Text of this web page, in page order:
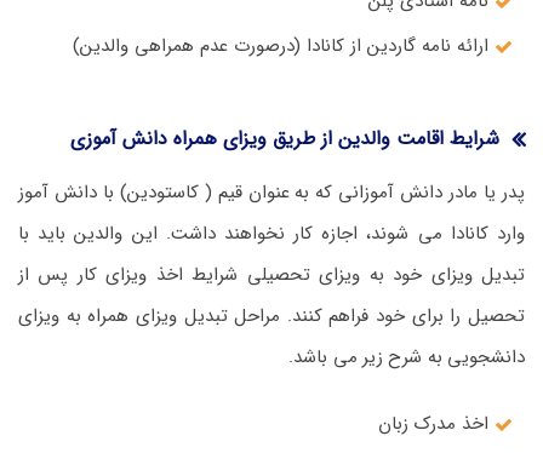
ارائه نامه گاردین از کانادا (درصورت عدم همراهی والدین)
شرایط اقامت والدین از طریق ویزای همراه دانش آموزی
پدر یا مادر دانش آموزانی که به عنوان قیم ( کاستودین) با دانش آموز
وارد کانادا می شوند، اجازه کار نخواهند داشت. این والدین باید با
تبدیل ویزای خود به ویزای تحصیلی شرایط اخذ ویزای کار پس از
تحصیل را برای خود فراهم کنند. مراحل تبدیل ویزای همراه به ویزای
دانشجویی به شرح زیر می باشد.
اخذ مدرک زبان